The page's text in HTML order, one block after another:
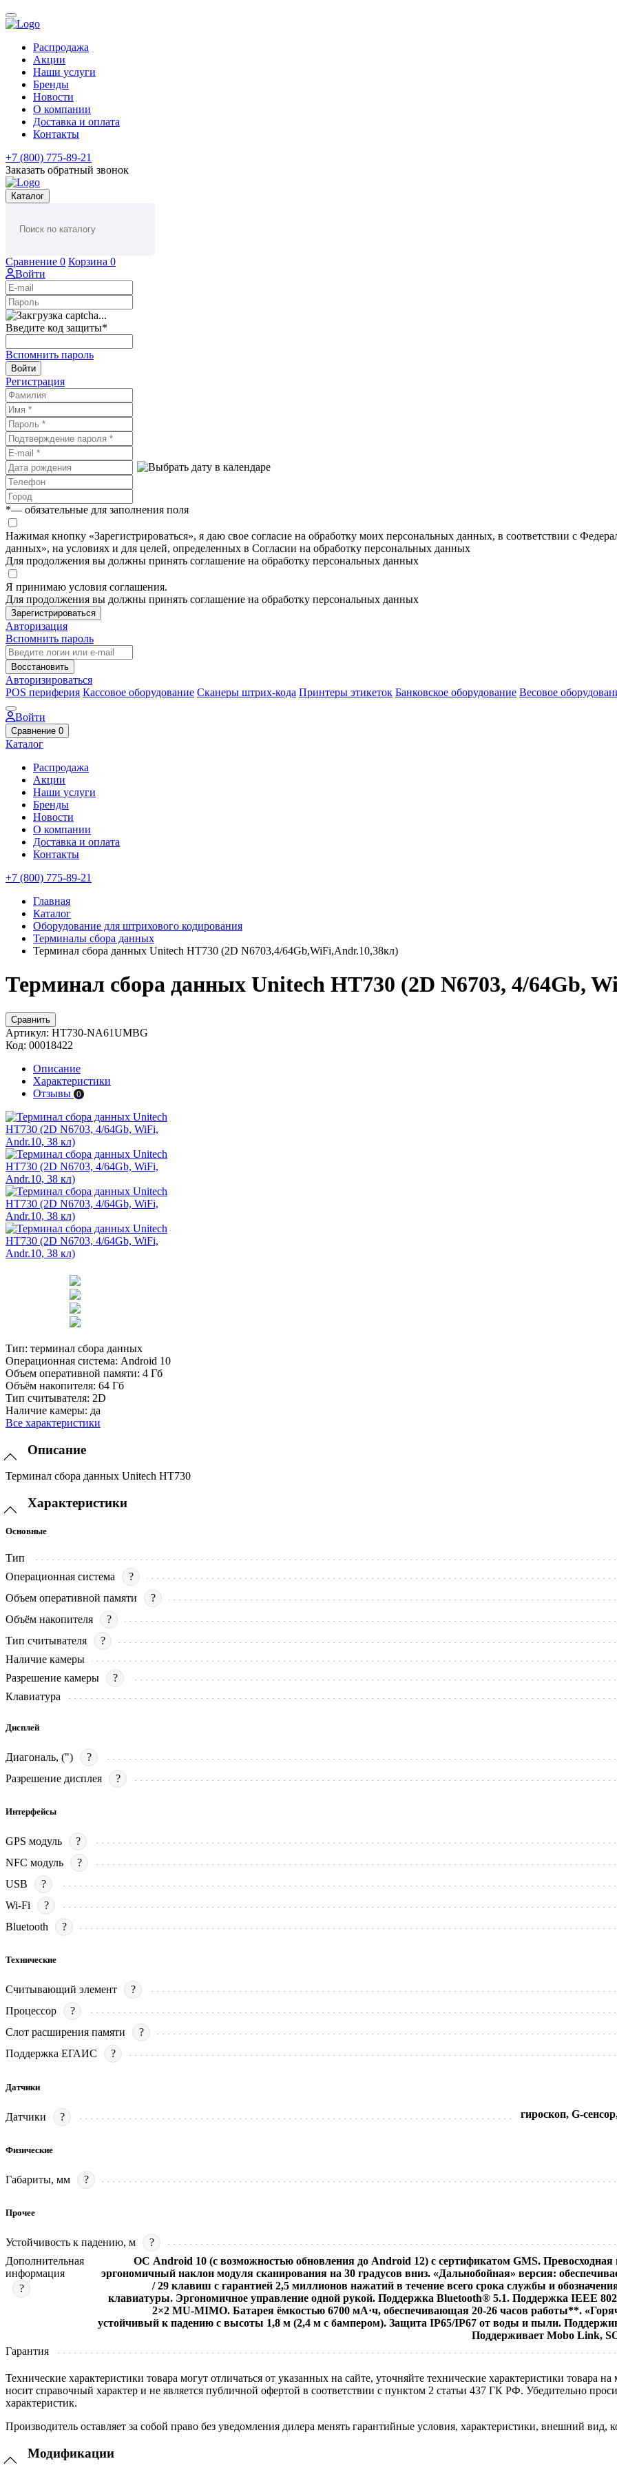
Распродажа
Акции
Наши услуги
Бренды
Новости
О компании
Доставка и оплата
Контакты
+7 (800) 775-89-21
Заказать обратный звонок
Каталог
Сравнение 0 Корзина 0
Войти
Введите код защиты*
Вспомнить пароль
Войти
Регистрация
*— обязательные для заполнения поля
Нажимая кнопку «Зарегистрироваться», я даю свое согласие на обработку моих персональных данных, в соответствии с
данных», на условиях и для целей, определенных в Согласии на обработку персональных данных
Для продолжения вы должны принять соглашение на обработку персональных данных
Я принимаю условия соглашения.
Для продолжения вы должны принять соглашение на обработку персональных данных
Зарегистрироваться
Авторизация
Вспомнить пароль
Восстановить
Авторизироваться
POS периферия Кассовое оборудование Сканеры штрих-кода Принтеры этикеток Банковское оборудование Весовое
Войти
Сравнение 0
Каталог
Распродажа
Акции
Наши услуги
Бренды
Новости
О компании
Доставка и оплата
Контакты
+7 (800) 775-89-21
Главная
Каталог
Оборудование для штрихового кодирования
Терминалы сбора данных
Терминал сбора данных Unitech HT730 (2D N6703,4/64Gb,WiFi,Andr.10,38кл)
Терминал сбора данных Unitech HT730 (2D N6703, 4/64Gb,
Сравнить
Артикул: HT730-NA61UMBG
Код: 00018422
Описание
Характеристики
Отзывы 0
Тип: терминал сбора данных
Операционная система: Android 10
Объем оперативной памяти: 4 Гб
Объём накопителя: 64 Гб
Тип считывателя: 2D
Наличие камеры: да
Все характеристики
Описание
Терминал сбора данных Unitech HT730
Характеристики
Основные
Тип
Операционная система
?
Объем оперативной памяти
?
Объём накопителя
?
Тип считывателя
?
Наличие камеры
Разрешение камеры
?
Клавиатура
Дисплей
Диагональ, (")
?
Разрешение дисплея
?
Интерфейсы
GPS модуль
?
NFC модуль
?
USB
?
Wi-Fi
?
Bluetooth
?
Технические
Считывающий элемент
?
Процессор
?
Слот расширения памяти
?
Поддержка ЕГАИС
?
Датчики
Датчики ? гироскоп, G-
Физические
Габариты, мм ?
Прочее
Устойчивость к падению, м
?
Дополнительная
информация
?
ОС Android 10 (с возможностью обновления до Android 12) с сертификатом GMS. Превосходная
эргономичный наклон модуля сканирования на 30 градусов вниз. «Дальнобойная» версия:
/ 29 клавиш с гарантией 2,5 миллионов нажатий в течение всего срока службы и
клавиатуры. Эргономичное управление одной рукой. Поддержка Bluetooth® 5.1. Поддержка IEEE
2×2 MU-MIMO. Батарея ёмкостью 6700 мА·ч, обеспечивающая 20-26 часов работы**.
устойчивый к падению с высоты 1,8 м (2,4 м с бампером). Защита IP65/IP67 от воды и пыли.
Поддерживает Mobo Link,
Гарантия
Технические характеристики товара могут отличаться от указанных на сайте, уточняйте технические характеристики
носит справочный характер и не является публичной офертой в соответствии с пунктом 2 статьи 437 ГК РФ. Убедительно
характеристик.
Производитель оставляет за собой право без уведомления дилера менять гарантийные условия, характеристики, внешний вид,
Модификации